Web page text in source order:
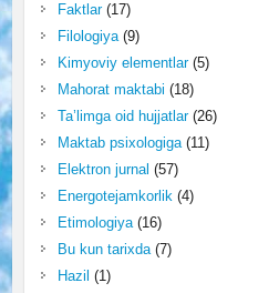
Faktlar(17)
Filologiya(9)
Kimyoviy elementlar(5)
Mahorat maktabi (18)
Ta’limga oid hujjatlar(26)
Maktab psixologiga(11)
Elektron jurnal (57)
Energotejamkorlik(4)
Etimologiya(16)
Bu kun tarixda(7)
Hazil (1)